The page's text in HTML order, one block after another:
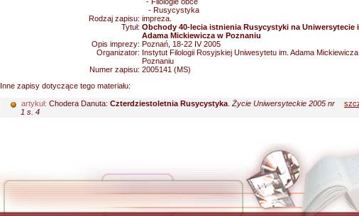
- Rusycystyka
Rodzaj zapisu: impreza.
Tytuł: Obchody 40-lecia istnienia Rusycystyki na Uniwersytecie
Adama Mickiewicza w Poznaniu
Opis imprezy: Poznań, 18-22 IV 2005
Organizator: Instytut Filologii Rosyjskiej Uniwesytetu im. Adama
Poznaniu
Numer zapisu: 2005141 (MS)
Inne zapisy dotyczące tego materiału:
artykuł: Chodera Danuta: Czterdziestoletnia Rusycystyka Życie Uniwersyteckie 2005 nr
1 s. 4